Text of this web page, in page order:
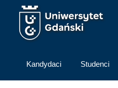
Przejdź do treści
Kandydaci Studenci